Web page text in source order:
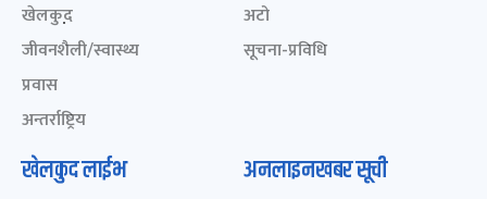
खेलकुद़़
जीवनशैली/स्वास्थ्य
प्रवास
अन्तर्राष्ट्रिय
अटो
सूचना-प्रविधि
खेलकुद लाईभ अनलाइनखबर सूची